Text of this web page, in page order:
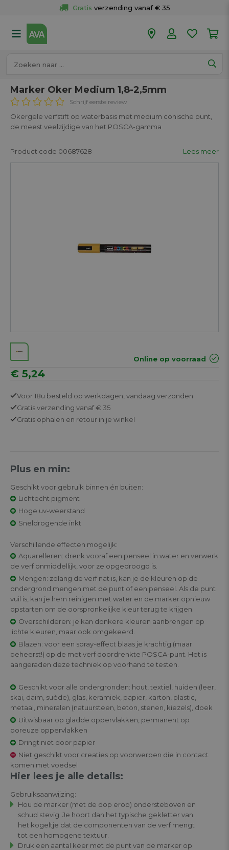
Gratis verzending vanaf € 35
50 winkels
Marker Oker Medium 1,8-2,5mm
Schrijf eerste review
Okergele verfstift op waterbasis met medium conische punt,
de meest veelzijdige van het POSCA-gamma
Product code 00687628 Lees meer
Online op voorraad
€ 5,24
Voor 18u besteld op werkdagen, vandaag verzonden.
Gratisverzending vanaf € 35
Gratis ophalen en retour in je winkel
Plus en min:
Geschikt voor gebruik binnen én buiten:
Lichtecht pigment
Hoge uv-weerstand
Sneldrogende inkt
Verschillende effecten mogelijk:
Aquarelleren: drenk vooraf een penseel in water en verwerk
de verf onmiddellijk, voor ze opgedroogd is.
Mengen: zolang de verf nat is, kan je de kleuren op de
ondergrond mengen met de punt of een penseel. Als de punt
vuil is, kan je hem reinigen met water en de marker opnieuw
opstarten om de oorspronkelijke kleur terug te krijgen.
Overschilderen: je kan donkere kleuren aanbrengen op
lichte kleuren, maar ook omgekeerd.
Blazen: voor een spray-effect blaas je krachtig (maar
beheerst!) op de met verf doordrenkte POSCA-punt. Het is
aangeraden deze techniek op voorhand te testen.
Geschikt voor alle ondergronden: hout, textiel, huiden (leer,
skai, daim, suède), glas, keramiek, papier, karton, plastic,
metaal, mineralen (natuursteen, beton, stenen, kiezels), doek
Uitwisbaar op gladde oppervlakken, permanent op
poreuze oppervlakken
Dringt niet door papier
Niet geschikt voor creaties op voorwerpen die in contact
komen met voedsel
Hier lees je alle details:
Gebruiksaanwijzing:
Hou de marker (met de dop erop) ondersteboven en
schud stevig. Je hoort dan het typische gekletter van
het kogeltje dat de componenten van de verf mengt
tot een homogene textuur.
Druk een aantal keer met de punt van de marker op